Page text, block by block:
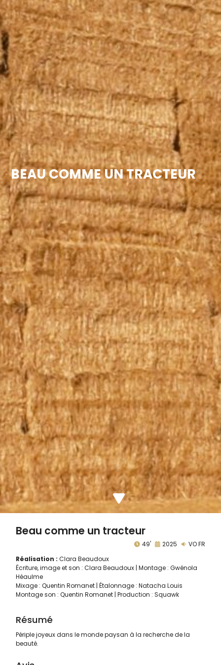
BEAU COMME UN TRACTEUR
Beau comme un tracteur
49' 2025
VO FR
Réalisation : Clara Beaudoux
Écriture, image et son : Clara Beaudoux | Montage : Gwénola
Héaulme
Mixage : Quentin Romanet | Étalonnage : Natacha Louis
Montage son : Quentin Romanet | Production : Squawk
Résumé
Périple joyeux dans le monde paysan à la recherche de la
beauté.